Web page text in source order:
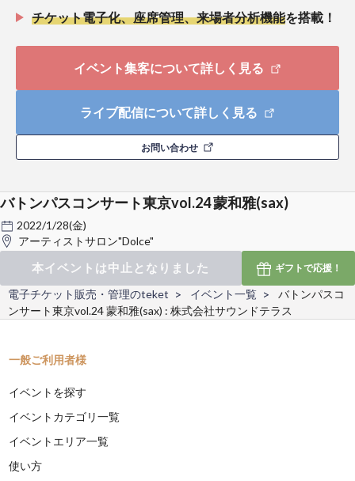
チケット電子化、座席管理、来場者分析機能を搭載！
イベント集客について詳しく見る
ライブ配信について詳しく見る
お問い合わせ
バトンパスコンサート東京vol.24 蒙和雅(sax)
2022/1/28(金)
アーティストサロン"Dolce"
本イベントは中止となりました ギフトで応援！
電子チケット販売・管理のteket イベント一覧
バトンパスコ
ンサート東京vol.24 蒙和雅(sax) : 株式会社サウンドテラス
一般ご利用者様
イベントを探す
イベントカテゴリ一覧
イベントエリア一覧
使い方